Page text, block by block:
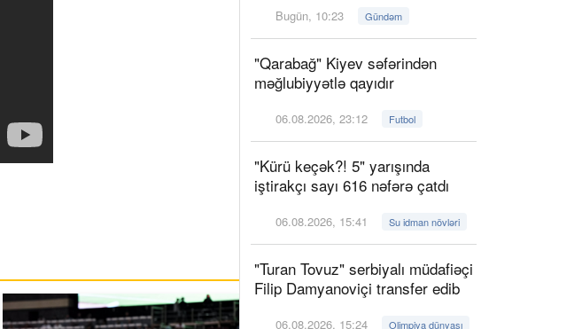
Bugün, 10:23 Gündəm
"Qarabağ" Kiyev səfərindən
məğlubiyyətlə qayıdır
06.08.2026, 23:12 Futbol
"Kürü keçək?! 5" yarışında
iştirakçı sayı 616 nəfərə çatdı
06.08.2026, 15:41 Su idman növləri
"Turan Tovuz" serbiyalı müdafiəçi
Filip Damyanoviçi transfer edib
06.08.2026, 15:24 Olimpiya dünyası